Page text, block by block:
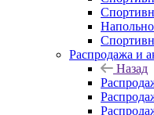
Распродажа и
Назад